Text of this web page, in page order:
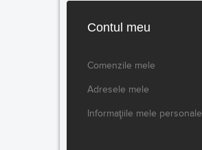
Contul meu
Comenzile mele
Adresele mele
Informaţiile mele personale